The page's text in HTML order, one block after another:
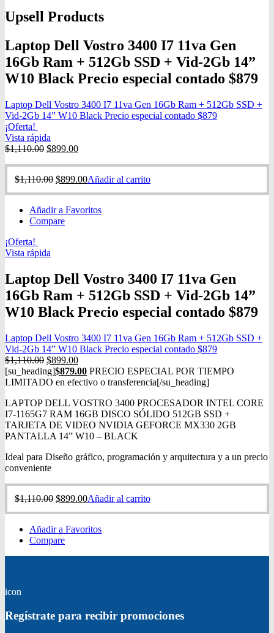
Upsell Products
Laptop Dell Vostro 3400 I7 11va Gen
16Gb Ram + 512Gb SSD + Vid-2Gb 14”
W10 Black Precio especial contado $879
Laptop Dell Vostro 3400 I7 11va Gen 16Gb Ram + 512Gb SSD +
Vid-2Gb 14” W10 Black Precio especial contado $879
¡Oferta!
Vista rápida
$1,110.00 $899.00
$1,110.00 $899.00Añadir al carrito
Añadir a Favoritos
Compare
¡Oferta!
Vista rápida
Laptop Dell Vostro 3400 I7 11va Gen
16Gb Ram + 512Gb SSD + Vid-2Gb 14”
W10 Black Precio especial contado $879
Laptop Dell Vostro 3400 I7 11va Gen 16Gb Ram + 512Gb SSD +
Vid-2Gb 14” W10 Black Precio especial contado $879
$1,110.00 $899.00
[su_heading]$879.00 PRECIO ESPECIAL POR TIEMPO
LIMITADO en efectivo o transferencia[/su_heading]
LAPTOP DELL VOSTRO 3400 PROCESADOR INTEL CORE
I7-1165G7 RAM 16GB DISCO SÓLIDO 512GB SSD +
TARJETA DE VIDEO NVIDIA GEFORCE MX330 2GB
PANTALLA 14” W10 – BLACK
Ideal para Diseño gráfico, programación y arquitectura y a un precio
conveniente
$1,110.00 $899.00Añadir al carrito
Añadir a Favoritos
Compare
icon
Regístrate para recibir promociones